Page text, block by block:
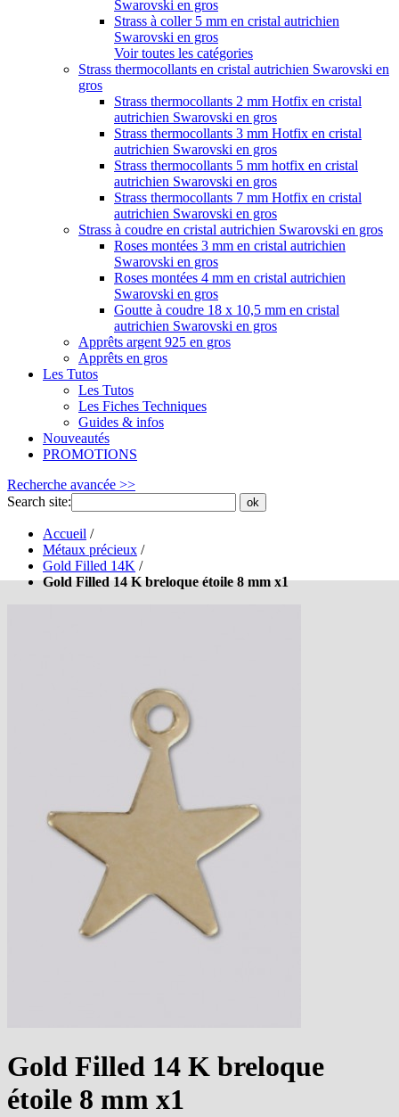
Swarovski en gros
Strass à coller 5 mm en cristal autrichien
Swarovski en gros
Voir toutes les catégories
Strass thermocollants en cristal autrichien Swarovski en
gros
Strass thermocollants 2 mm Hotfix en cristal
autrichien Swarovski en gros
Strass thermocollants 3 mm Hotfix en cristal
autrichien Swarovski en gros
Strass thermocollants 5 mm hotfix en cristal
autrichien Swarovski en gros
Strass thermocollants 7 mm Hotfix en cristal
autrichien Swarovski en gros
Strass à coudre en cristal autrichien Swarovski en gros
Roses montées 3 mm en cristal autrichien
Swarovski en gros
Roses montées 4 mm en cristal autrichien
Swarovski en gros
Goutte à coudre 18 x 10,5 mm en cristal
autrichien Swarovski en gros
Apprêts argent 925 en gros
Apprêts en gros
Les Tutos
Les Tutos
Les Fiches Techniques
Guides & infos
Nouveautés
PROMOTIONS
Recherche avancée >>
Search site:
ok
Accueil /
Métaux précieux /
Gold Filled 14K /
Gold Filled 14 K breloque étoile 8 mm x1
Gold Filled 14 K breloque
étoile 8 mm x1